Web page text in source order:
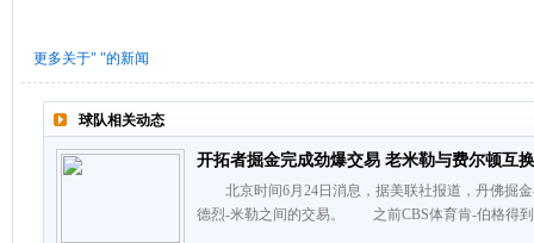
更多关于" "的新闻
球队相关动态
开拓者掘金完成劲爆交易 老米勒与费尔顿互
北京时间6月24日消息，据美联社报道，丹佛掘金
德烈-米勒之间的交易。 之前CBS体育肯-伯格得